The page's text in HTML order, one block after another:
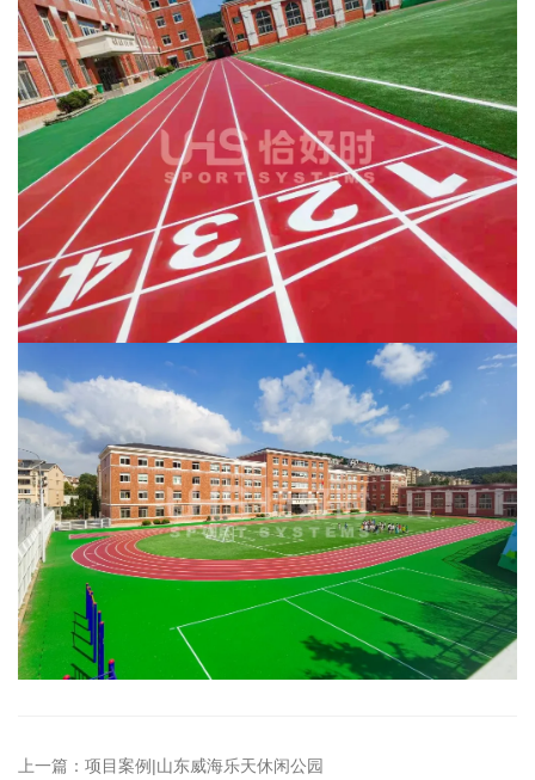
上一篇： 项目案例|山东威海乐天休闲公园